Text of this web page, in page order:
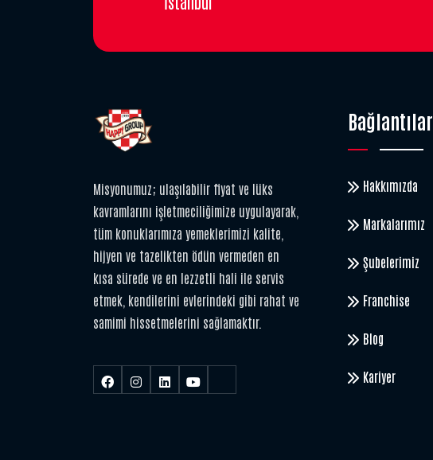
Misyonumuz; ulaşılabilir fiyat ve lüks
kavramlarını işletmeciliğimize uygulayarak,
tüm konuklarımıza yemeklerimizi kalite,
hijyen ve tazelikten ödün vermeden en
kısa sürede ve en lezzetli hali ile servis
etmek, kendilerini evlerindeki gibi rahat ve
samimi hissetmelerini sağlamaktır.
Bağlantılar
Hakkımızda
Markalarımız
Şubelerimiz
Franchise
Blog
Kariyer